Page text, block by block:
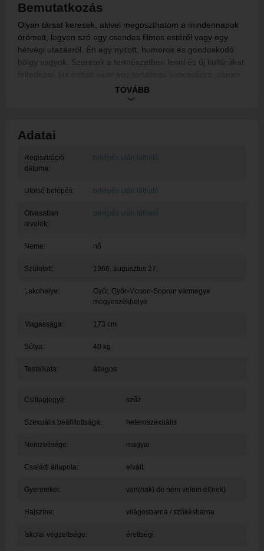
Bemutatkozás
Olyan társat keresek, akivel megoszthatom a mindennapok
örömeit, legyen szó egy csendes filmes estéről vagy egy
hétvégi utazásról. Én egy nyitott, humoros és gondoskodó
hölgy vagyok. Szeretek a természetben lenni és új kultúrákat
TOVÁBB
Adatai
Regisztráció
dátuma:
belépés után látható
Utolsó belépés: belépés után látható
Olvasatlan
levelek:
belépés után látható
Neme: nő
Született: 1966. augusztus 27.
Lakóhelye: Győr, Győr-Moson-Sopron vármegye
megyeszékhelye
Magassága: 173 cm
Súlya: 40 kg
Testalkata: átlagos
Csillagjegye: szűz
Szexuális beállítottsága: heteroszexuális
Nemzetisége: magyar
Családi állapota: elvált
Gyermekei: van(nak) de nem velem él(nek)
Hajszíne: világosbarna / szőkésbarna
Iskolai végzettsége: érettségi